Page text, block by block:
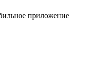
приложение